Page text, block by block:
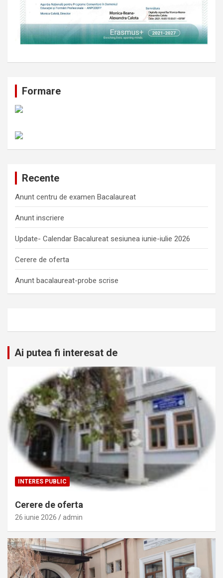
Formare
Recente
Anunt centru de examen Bacalaureat
Anunt inscriere
Update- Calendar Bacalureat sesiunea iunie-iulie 2026
Cerere de oferta
Anunt bacalaureat-probe scrise
Ai putea fi interesat de
INTERES PUBLIC
Cerere de oferta
26 iunie 2026 admin